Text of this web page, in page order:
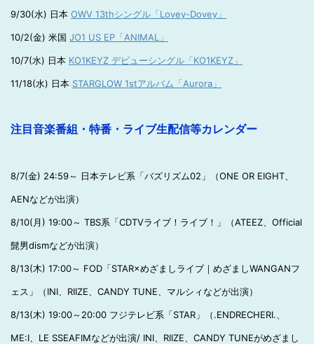
9/30(水) 日本 OWV 13thシングル「Lovey-Dovey」
10/2(金) 米国 JO1 US EP「ANIMAL」
10/7(水) 日本 KO1KEYZ デビューシングル「KO1KEYZ」
11/18(水) 日本 STARGLOW 1stアルバム「Aurora」
注目音楽番組・特番・ライブ生配信等カレンダー
8/7(金) 24:59～ 日本テレビ系「バズリズム02」（ONE OR EIGHT、
AENなどが出演）
8/10(月) 19:00～ TBS系「CDTVライブ！ライブ！」（ATEEZ、Official
髭男dismなどが出演）
8/13(木) 17:00～ FOD「STAR×めざましライブ｜めざましWANGANフ
ェス」（INI、RIIZE、CANDY TUNE、マルシィなどが出演）
8/13(木) 19:00～20:00 フジテレビ系「STAR」（.ENDRECHERI.、
ME:I、LE SSEAFIMなどが出演/ INI、RIIZE、CANDY TUNEがめざまし